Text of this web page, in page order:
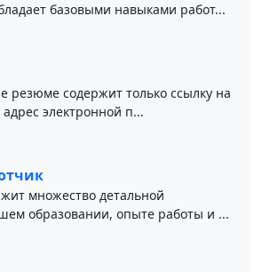
базовыми навыками работ...
резюме содержит только ссылку на
электронной п...
множество детальной
образовании, опыте работы и ...